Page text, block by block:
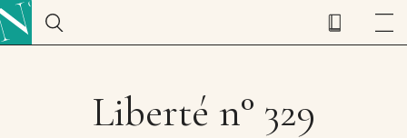
Liberté n° 329